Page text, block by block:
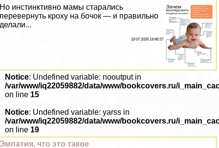
Но инстинктивно мамы старались
перевернуть кроху на бочок — и правильно
делали...
18 07 2026 18:46:57
Notice: Undefined variable: nooutput in
/var/www/iq22059882/data/www/bookcovers.ru/
on line 15
Notice: Undefined variable: yarss in
/var/www/iq22059882/data/www/bookcovers.ru/
on line 19
Эмпатия, что это такое